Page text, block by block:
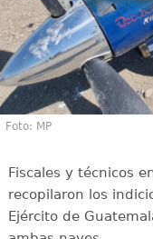
Foto: MP
Fiscales y técnicos
recopilaron los
Ejército de